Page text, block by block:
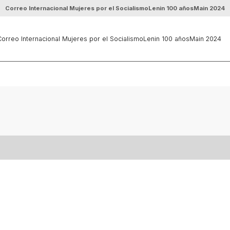
Correo Internacional Mujeres por el SocialismoLenin 100 añosMain 2024
Internacional Mujeres por el SocialismoLenin 100 añosMain 2024